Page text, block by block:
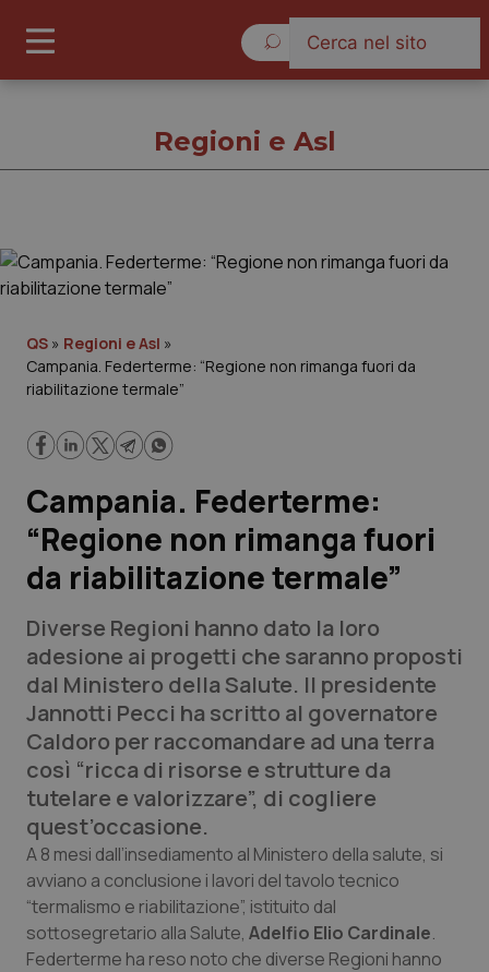
Governo e Parlamento
Regioni e Asl
Lavoro e Professioni
Scienza e Farmaci
Studi e Analisi
Lettere al direttore
Edizioni Regionali
QS Pro
Professionisti Sanitari.AI
Abruzzo
Basilicata
QS Pro Gold
Artrite & artrosi
QS Club Newsletter
Regioni e Asl
QS » Regioni e Asl »
Campania. Federterme: “Regione non rimanga fuori da
riabilitazione termale”
Campania. Federterme:
“Regione non rimanga fuori
da riabilitazione termale”
Diverse Regioni hanno dato la loro
adesione ai progetti che saranno proposti
dal Ministero della Salute. Il presidente
Jannotti Pecci ha scritto al governatore
Caldoro per raccomandare ad una terra
così “ricca di risorse e strutture da
tutelare e valorizzare”, di cogliere
quest’occasione.
A 8 mesi dall’insediamento al Ministero della salute, si
avviano a conclusione i lavori del tavolo tecnico
“termalismo e riabilitazione”, istituito dal
sottosegretario alla Salute, Adelfio Elio Cardinale.
Federterme ha reso noto che diverse Regioni hanno